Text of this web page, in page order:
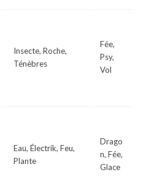
Insecte, Roche,
Ténèbres
Fée,
Psy,
Vol
Eau, Électrik, Feu,
Plante
Drago
n, Fée,
Glace